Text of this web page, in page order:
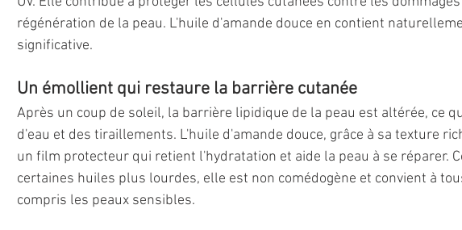
régénération de la peau. L'huile d'amande douce en contient
significative.
Un émollient qui restaure la barrière cutanée
Après un coup de soleil, la barrière lipidique de la peau est altérée, ce
d'eau et des tiraillements. L'huile d'amande douce, grâce à sa texture
un film protecteur qui retient l'hydratation et aide la peau à se réparer.
certaines huiles plus lourdes, elle est non comédogène et convient à
compris les peaux sensibles.